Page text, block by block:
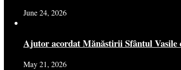
June 24, 2026
Ajutor acordat Mănăstirii Sfântul Vasile
May 21, 2026